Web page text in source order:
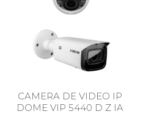
CAMERA DE VIDEO IP
DOME VIP 5440 D Z IA